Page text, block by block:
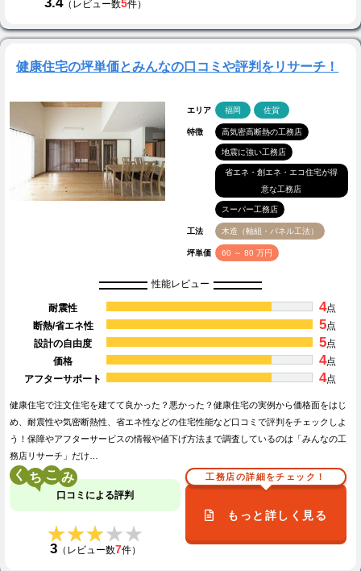
3.4（レビュー数5件）
健康住宅の坪単価とみんなの口コミや評判をリサーチ！
エリア 福岡 佐賀
特徴 高気密高断熱の工務店
地震に強い工務店
省エネ・創エネ・エコ住宅が得
意な工務店
スーパー工務店
工法 木造（軸組・パネル工法）
坪単価 60 ～ 80 万円
性能レビュー
耐震性 4点
断熱/省エネ性
5点
設計の自由度
5点
価格
4点
アフターサポート
4点
健康住宅で注文住宅を建てて良かった？悪かった？健康住宅の実例から価格面をはじ
め、耐震性や気密断熱性、省エネ性などの住宅性能など口コミで評判をチェックしよ
う！保障やアフターサービスの情報や値下げ方法まで調査しているのは「みんなの工
務店リサーチ」だけ…
く こ
口コミによる評判
★★★★★
★★★★★
3（レビュー数7件）
工務店の詳細をチェック！
もっと詳しく見る